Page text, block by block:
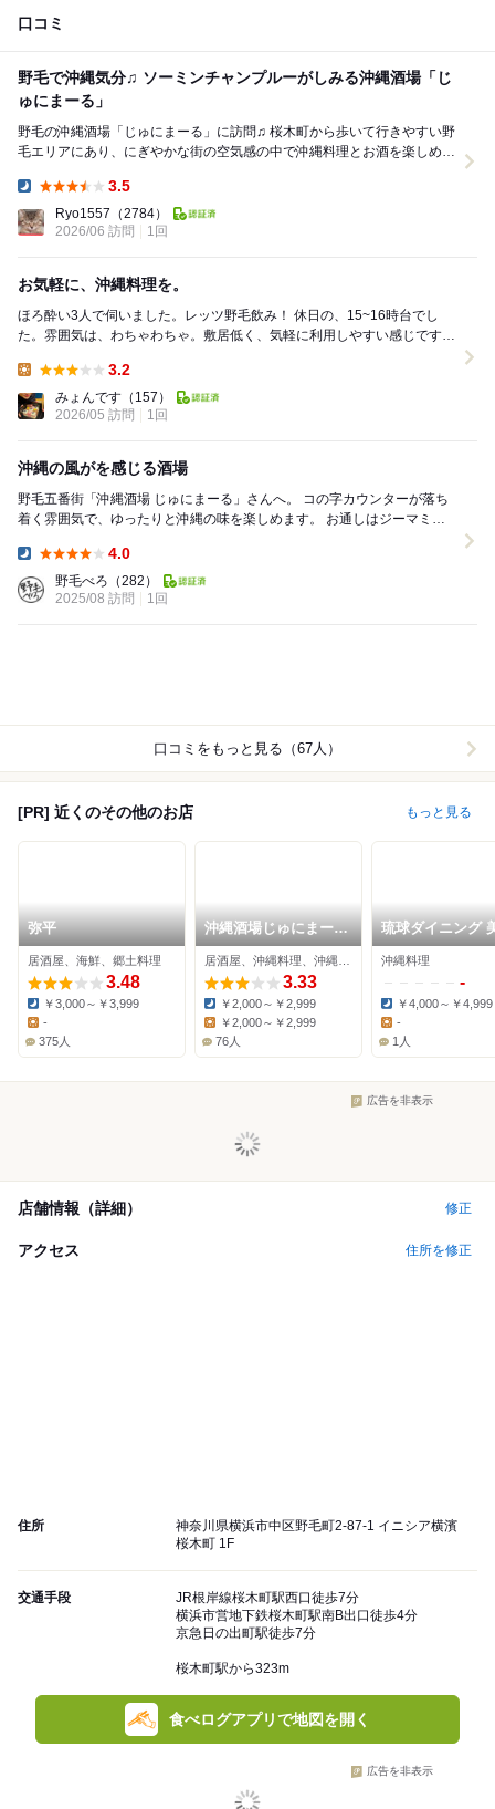
口コミ
野毛で沖縄気分♫ ソーミンチャンプルーがしみる沖縄酒場「じ
ゅにまーる」
野毛の沖縄酒場「じゅにまーる」に訪問♫ 桜木町から歩いて行きやすい野
毛エリアにあり、にぎやかな街の空気感の中で沖縄料理とお酒を楽しめる
3.5
Ryo1557 （2784）
2026/06 訪問
1回
お気軽に、沖縄料理を。
ほろ酔い3人で伺いました。レッツ野毛飲み！ 休日の、15~16時台でし
た。雰囲気は、わちゃわちゃ。敷居低く、気軽に利用しやすい感じです。
3.2
みょんです （157）
2026/05 訪問
1回
沖縄の風がを感じる酒場
野毛五番街「沖縄酒場 じゅにまーる」さんへ。 コの字カウンターが落ち
着く雰囲気で、ゆったりと沖縄の味を楽しめます。 お通しはジーマミー
4.0
野毛べろ （282）
2025/08 訪問
1回
口コミをもっと見る（67人）
[PR] 近くのその他のお店 もっと見る
弥平
居酒屋、海鮮、郷土料理
3.48
Dinner:
￥3,000～￥3,999
-
375人
沖縄酒場じゅにまーる
横浜ドリームランド店
3.33
Dinner:
￥2,000～￥2,999
Lunch:
￥2,000～￥2,999
76人
琉球ダイニング
月 桜木町
沖縄料理
-
Dinner:
￥4,000～￥4,999
Lunch:
-
1人
広告を非表示
店舗情報（詳細） 修正
アクセス 住所を修正
住所
神奈川県横浜市中区野毛町2-87-1 イニシア横濱
桜木町 1F
交通手段
JR根岸線桜木町駅西口徒歩7分
横浜市営地下鉄桜木町駅南B出口徒歩4分
京急日の出町駅徒歩7分
桜木町駅から323m
食べログアプリで地図を開く
広告を非表示